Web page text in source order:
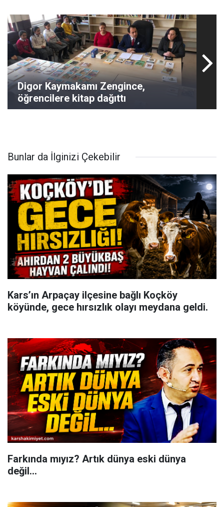
Digor Kaymakamı Zengince,
öğrencilere kitap dağıttı
Bunlar da İlginizi Çekebilir
Kars’ın Arpaçay ilçesine bağlı Koçköy
köyünde, gece hırsızlık olayı meydana geldi.
Farkında mıyız? Artık dünya eski dünya
değil...